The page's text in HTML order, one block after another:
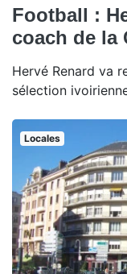
Football :
coach de la
Hervé Renard va
sélection
Locales